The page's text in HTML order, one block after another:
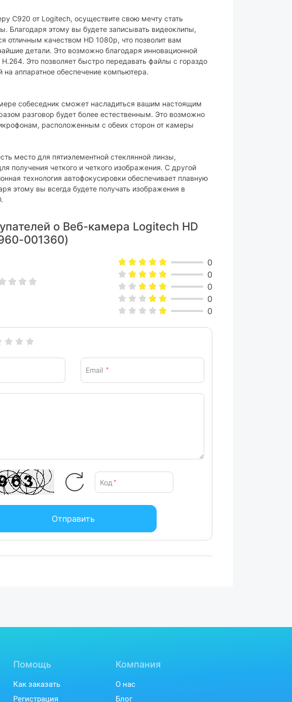
встроенный
есть
162 г
черный
товара могут изменяться производителем
C920 от Logitech, осуществите свою мечту стать
Благодаря этому вы будете записывать видеоклипы,
отличным качеством HD 1080p, что позволит вам
детали. Это возможно благодаря инновационной
H.264. Это позволяет быстро передавать файлы с гораздо
на аппаратное обеспечение компьютера.
собеседник сможет насладиться вашим настоящим
разговор будет более естественным. Это возможно
расположенным с обеих сторон от камеры
место для пятиэлементной стеклянной линзы,
получения четкого и четкого изображения. С другой
технология автофокусировки обеспечивает плавную
этому вы всегда будете получать изображения в
о Веб-камера Logitech HD
001360)
0
0
0
0
0
Email *
Код *
Отправить
Помощь
Как заказать
Регистрация
Компания
О нас
Блог